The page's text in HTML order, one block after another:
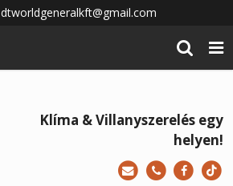
dtworldgeneralkft@gmail.com
Klíma & Villanyszerelés egy
helyen!